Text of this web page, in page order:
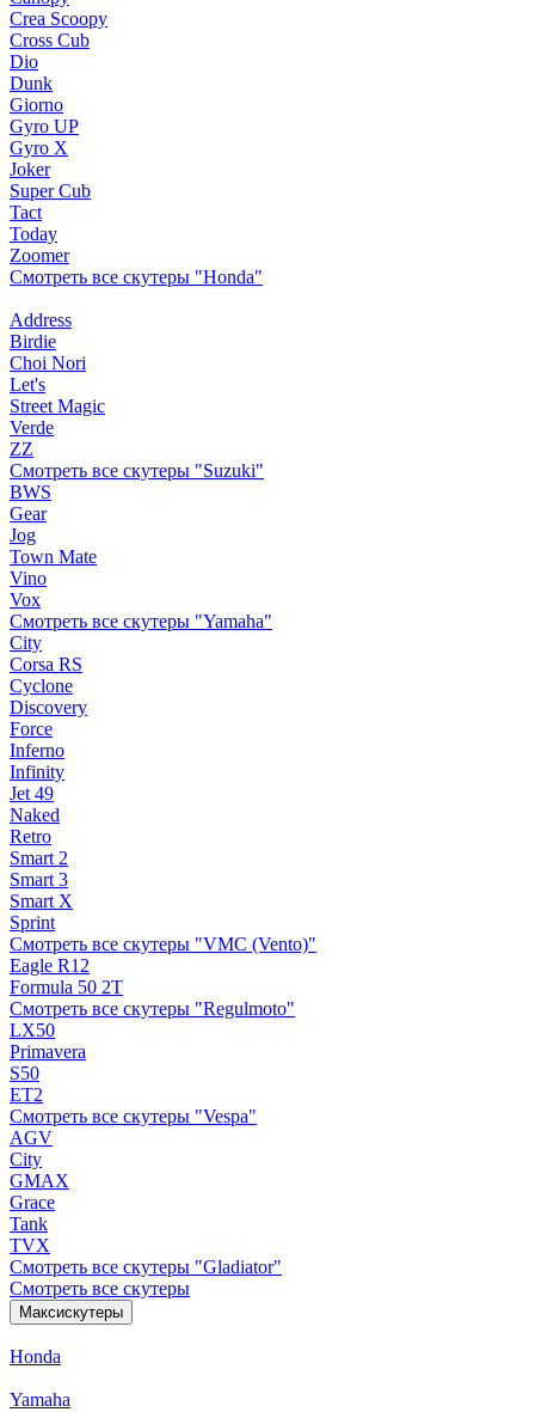
Crea Scoopy
Cross Cub
Dio
Dunk
Giorno
Gyro UP
Gyro X
Joker
Super Cub
Tact
Today
Zoomer
Смотреть все скутеры "Honda"
Address
Birdie
Choi Nori
Let's
Street Magic
Verde
ZZ
Смотреть все скутеры "Suzuki"
BWS
Gear
Jog
Town Mate
Vino
Vox
Смотреть все скутеры "Yamaha"
City
Corsa RS
Cyclone
Discovery
Force
Inferno
Infinity
Jet 49
Naked
Retro
Smart 2
Smart 3
Smart X
Sprint
Смотреть все скутеры "VMC (Vento)"
Eagle R12
Formula 50 2Т
Смотреть все скутеры "Regulmoto"
LX50
Primavera
S50
ET2
Смотреть все скутеры "Vespa"
AGV
City
GMAX
Grace
Tank
TVX
Смотреть все скутеры "Gladiator"
Смотреть все скутеры
Максискутеры
Honda
Yamaha